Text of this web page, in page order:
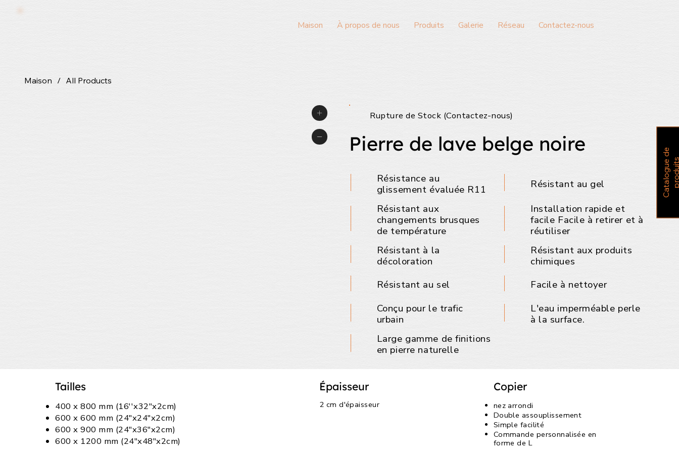
Maison À propos de nous Produits Galerie Réseau Contactez-nous
Maison / All Products
Résistance au
glissement évaluée R11
Résistant au gel
Résistant aux
changements brusques
de température
Installation rapide et
facile Facile à retirer et à
réutiliser
Résistant à la
décoloration
Résistant aux produits
chimiques
Résistant au sel
Facile à nettoyer
Conçu pour le trafic
urbain
L'eau imperméable perle
à la surface.
Large gamme de finitions
en pierre naturelle
Rupture de Stock (Contactez-nous)
Pierre de lave belge noire
Tailles
400 x 800 mm (16''x32"x2cm)
600 x 600 mm (24"x24"x2cm)
600 x 900 mm (24"x36"x2cm)
600 x 1200 mm (24"x48"x2cm)
Épaisseur
2 cm d'épaisseur
Copier
nez arrondi
Double assouplissement
Simple facilité
Commande personnalisée en
forme de L
C
a
t
a
l
o
g
u
e
d
e
p
r
o
d
u
i
t